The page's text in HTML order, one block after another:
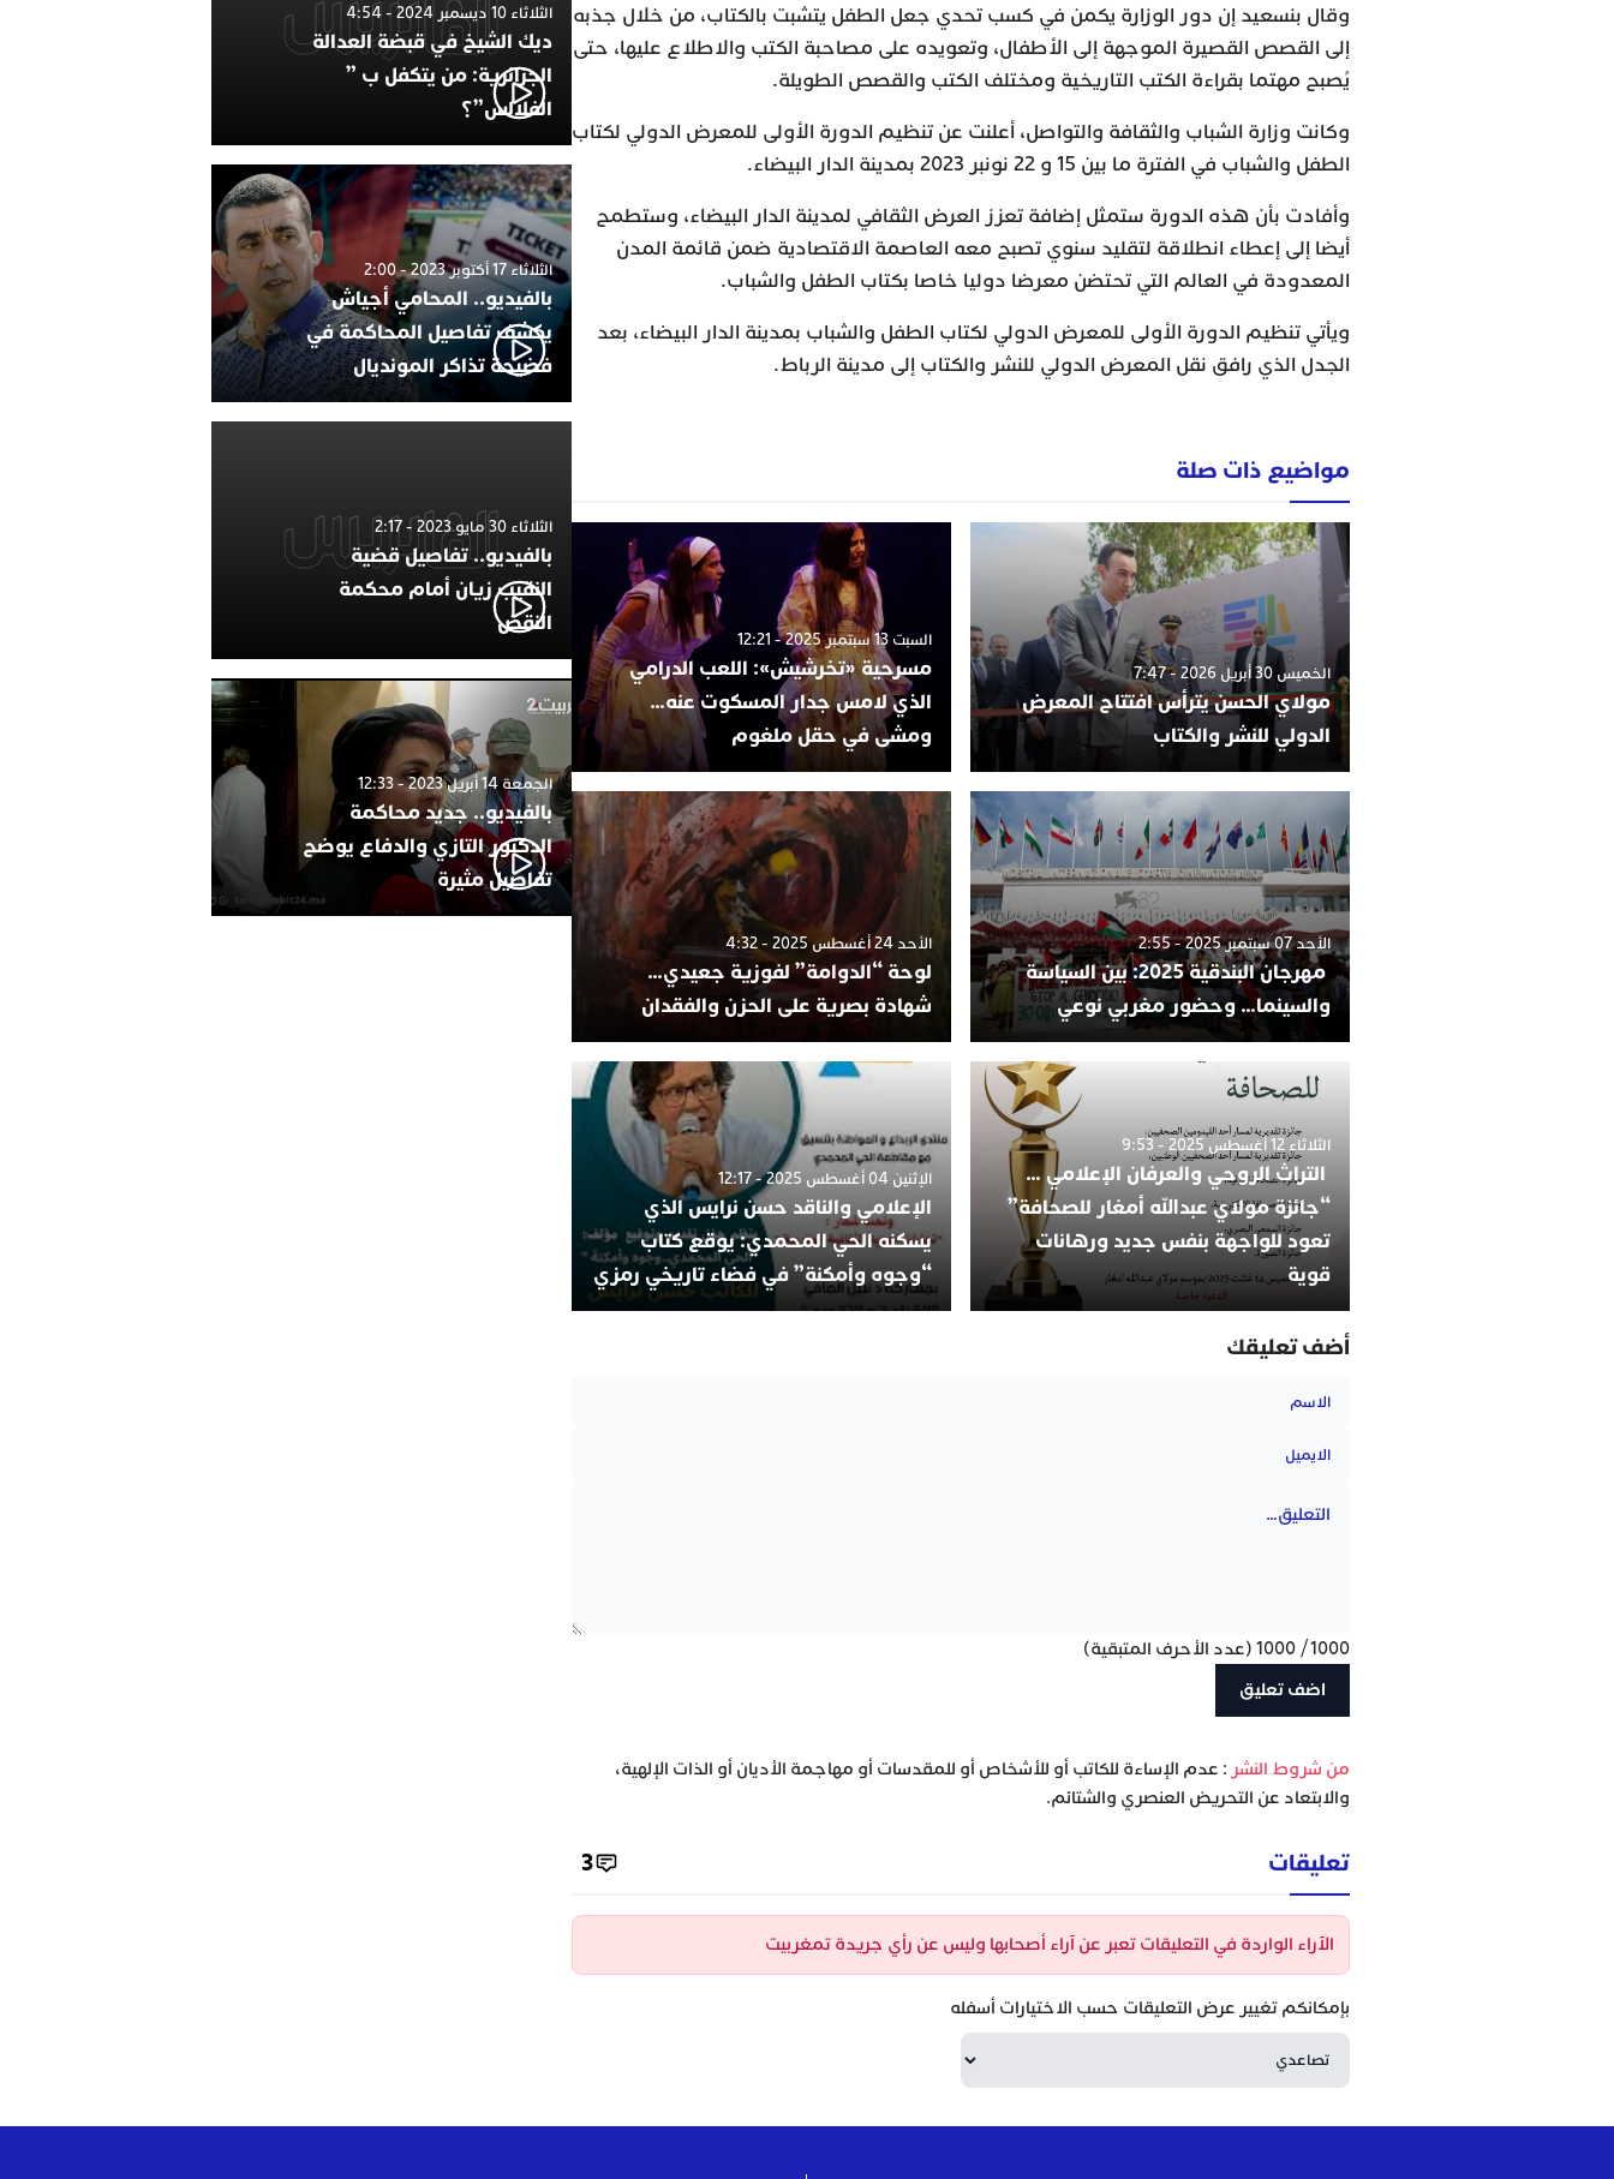
وقال بنسعيد إن دور الوزارة يكمن في كسب تحدي جعل الطفل يتشبت بالكتاب، من خلال جذبه
إلى القصص القصيرة الموجهة إلى الأطفال، وتعويده على مصاحبة الكتب والاطلاع عليها، حتى
يُصبح مهتما بقراءة الكتب التاريخية ومختلف الكتب والقصص الطويلة.
وكانت وزارة الشباب والثقافة والتواصل، أعلنت عن تنظيم الدورة الأولى للمعرض الدولي لكتاب
الطفل والشباب في الفترة ما بين 15 و 22 نونبر 2023 بمدينة الدار البيضاء.
وأفادت بأن هذه الدورة ستمثل إضافة تعزز العرض الثقافي لمدينة الدار البيضاء، وستطمح
أيضا إلى إعطاء انطلاقة لتقليد سنوي تصبح معه العاصمة الاقتصادية ضمن قائمة المدن
المعدودة في العالم التي تحتضن معرضا دوليا خاصا بكتاب الطفل والشباب.
ويأتي تنظيم الدورة الأولى للمعرض الدولي لكتاب الطفل والشباب بمدينة الدار البيضاء، بعد
الجدل الذي رافق نقل المعرض الدولي للنشر والكتاب إلى مدينة الرباط.
مواضيع ذات صلة
الخميس 30 أبريل 2026 - 7:47
مولاي الحسن يترأس افتتاح المعرض
الدولي للنشر والكتاب
السبت 13 سبتمبر 2025 - 12:21
مسرحية «تخرشيش»: اللعب الدرامي
الذي لامس جدار المسكوت عنه…
ومشى في حقل ملغوم
الأحد 07 سبتمبر 2025 - 2:55
مهرجان البندقية 2025: بين السياسة
والسينما… وحضور مغربي نوعي
الأحد 24 أغسطس 2025 - 4:32
لوحة “الدوامة” لفوزية جعيدي…
شهادة بصرية على الحزن والفقدان
الثلاثاء 12 أغسطس 2025 - 9:53
التراث الروحي والعرفان الإعلامي …
“جائزة مولاي عبدالله أمغار للصحافة”
تعود للواجهة بنفس جديد ورهانات
قوية
الإثنين 04 أغسطس 2025 - 12:17
الإعلامي والناقد حسن نرايس الذي
يسكنه الحي المحمدي: يوقع كتاب
“وجوه وأمكنة” في فضاء تاريخي رمزي
أضف تعليقك
1000
/
1000 (عدد الأحرف المتبقية)
‫من شروط النشر : عدم الإساءة للكاتب أو للأشخاص أو للمقدسات أو مهاجمة الأديان أو الذات الإلهية،
والابتعاد عن التحريض العنصري والشتائم.
تعليقات 3
الآراء الواردة في التعليقات تعبر عن آراء أصحابها وليس عن رأي جريدة تمغربيت
بإمكانكم تغيير عرض التعليقات حسب الاختيارات أسفله
الثلاثاء 10 ديسمبر 2024 - 4:54
ديك الشيخ في قبضة العدالة
الجزائرية: من يتكفل ب ”
الفلالس”؟
الثلاثاء 17 أكتوبر 2023 - 2:00
بالفيديو.. المحامي أجياش
يكشف تفاصيل المحاكمة في
فضيحة تذاكر المونديال
الثلاثاء 30 مايو 2023 - 2:17
بالفيديو.. تفاصيل قضية
النقيب زيان أمام محكمة
النقض
الجمعة 14 أبريل 2023 - 12:33
بالفيديو.. جديد محاكمة
الدكتور التازي والدفاع يوضح
تفاصيل مثيرة